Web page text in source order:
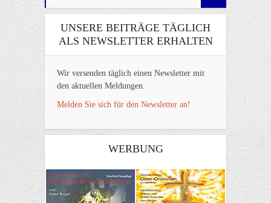
UNSERE BEITRÄGE TÄGLICH
ALS NEWSLETTER ERHALTEN
Wir versenden täglich einen Newsletter mit
den aktuellen Meldungen.
Melden Sie sich für den Newsletter an!
WERBUNG